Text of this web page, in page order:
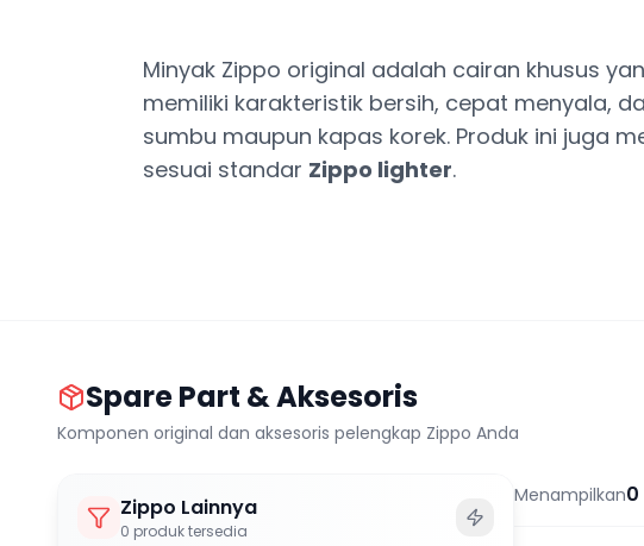
Minyak Zippo original adalah cairan khusus
memiliki karakteristik bersih, cepat menyala,
sumbu maupun kapas korek. Produk ini juga
sesuai standar Zippo lighter.
Spare Part & Aksesoris
Komponen original dan aksesoris pelengkap Zippo Anda
Zippo Lainnya
0 produk tersedia
Menampilkan0